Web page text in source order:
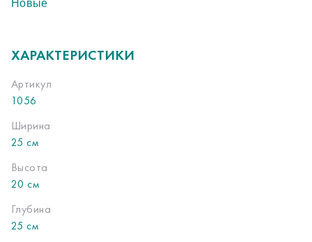
Новые
ХАРАКТЕРИСТИКИ
Артикул
1056
Ширина
25 см
Высота
20 см
Глубина
25 см